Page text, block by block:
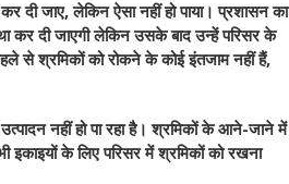
दी जाए, लेकिन ऐसा नहीं हो पाया। प्रशासन का
कर दी जाएगी लेकिन उसके बाद उन्हें परिसर के
से श्रमिकों को रोकने के कोई इंतजाम नहीं हैं,
नहीं हो पा रहा है। श्रमिकों के आने-जाने में
इकाइयों के लिए परिसर में श्रमिकों को रखना